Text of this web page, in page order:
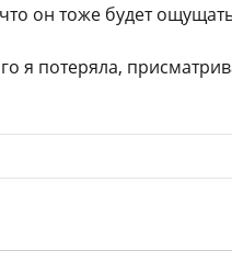
он тоже будет
я потеряла,